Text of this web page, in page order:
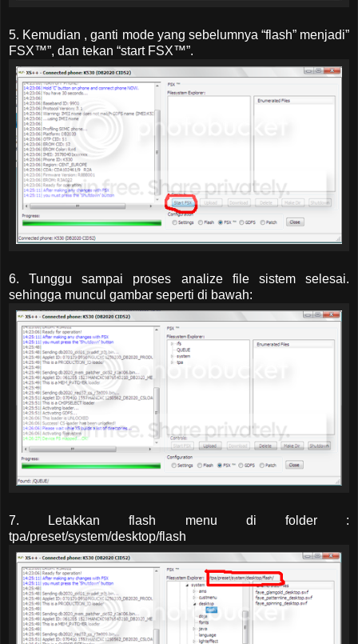
5. Kemudian , ganti mode yang sebelumnya “flash” menjadi”
FSX™”, dan tekan “start FSX™”.
6. Tunggu sampai proses analize file sistem selesai.
sehingga muncul gambar seperti di bawah:
7. Letakkan flash menu di folder :
tpa/preset/system/desktop/flash